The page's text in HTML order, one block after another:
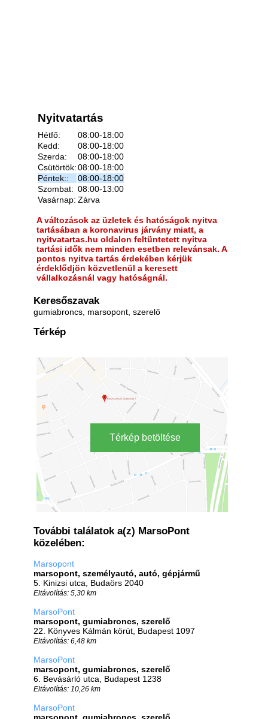
Nyitvatartás
Hétfő:
08:00-18:00
Kedd:
08:00-18:00
Szerda:
08:00-18:00
Csütörtök:08:00-18:00
Péntek::
08:00-18:00
Szombat: 08:00-13:00
Vasárnap: Zárva
A változások az üzletek és hatóságok nyitva
tartásában a koronavirus járvány miatt, a
nyitvatartas.hu oldalon feltüntetett nyitva
tartási idők nem minden esetben relevánsak. A
pontos nyitva tartás érdekében kérjük
érdeklődjön közvetlenül a keresett
vállalkozásnál vagy hatóságnál.
Keresőszavak
gumiabroncs, marsopont, szerelő
Térkép
Térkép betöltése
További találatok a(z) MarsoPont
közelében:
Marsopont
marsopont, személyautó, autó, gépjármű
5. Kinizsi utca, Budaörs 2040
Eltávolítás: 5,30 km
MarsoPont
marsopont, gumiabroncs, szerelő
22. Könyves Kálmán körút, Budapest 1097
Eltávolítás: 6,48 km
MarsoPont
marsopont, gumiabroncs, szerelő
6. Bevásárló utca, Budapest 1238
Eltávolítás: 10,26 km
MarsoPont